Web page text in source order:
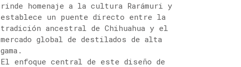
rinde homenaje a la cultura Rarámuri y
establece un puente directo entre la
tradición ancestral de Chihuahua y el
mercado global de destilados de alta
gama.
El enfoque central de este diseño de